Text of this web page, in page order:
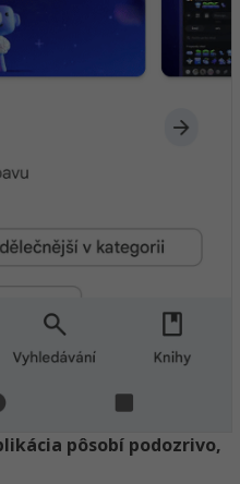
pôsobí podozrivo,